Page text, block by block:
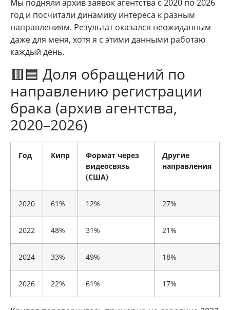
Мы подняли архив заявок агентства с 2020 по 2026
год и посчитали динамику интереса к разным
направлениям. Результат оказался неожиданным
даже для меня, хотя я с этими данными работаю
каждый день.
🟥🟦 Доля обращений по
направлению регистрации
брака (архив агентства,
2020–2026)
Год Кипр
Формат через
видеосвязь
(США)
Другие
направления
2020 61% 12% 27%
2022 48% 31% 21%
2024 33% 49% 18%
2026 22% 61% 17%